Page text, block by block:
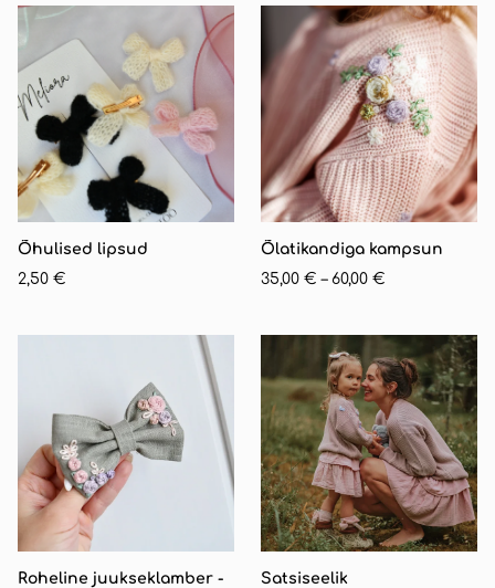
Õhulised lipsud
2,50 €
Õlatikandiga kampsun
35,00 € – 60,00 €
Roheline juukseklamber -
Satsiseelik